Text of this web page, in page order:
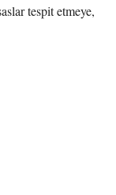
tespit etmeye,